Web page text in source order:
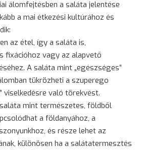
álomfejtésben a saláta jelentése
a mai étkezési kultúrához és
az étel, így a saláta is,
fixációhoz vagy az alapvető
A saláta mint „egészséges”
tükrözheti a szuperego
viselkedésre való törekvést.
mint természetes, földből
a földanyához, a
és része lehet az
különösen ha a salátatermesztés